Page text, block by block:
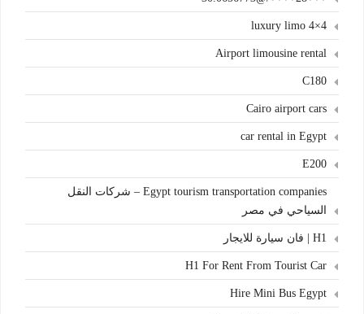
4×4 luxury limo
Airport limousine rental
C180
Cairo airport cars
car rental in Egypt
E200
Egypt tourism transportation companies – شركات النقل
السياحي في مصر
H1 | فان سيارة للايجار
H1 For Rent From Tourist Car
Hire Mini Bus Egypt